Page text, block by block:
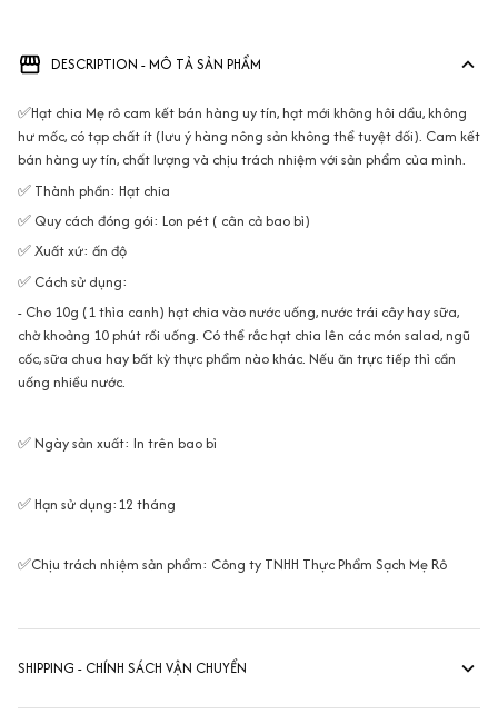
DESCRIPTION - MÔ TẢ SẢN PHẨM
✅Hạt chia Mẹ rô cam kết bán hàng uy tín, hạt mới không hôi dầu, không
hư mốc, có tạp chất ít (lưu ý hàng nông sản không thể tuyệt đối). Cam kết
bán hàng uy tín, chất lượng và chịu trách nhiệm với sản phẩm của mình.
✅ Thành phần: Hạt chia
✅ Quy cách đóng gói: Lon pét ( cân cả bao bì)
✅ Xuất xứ: ấn độ
✅ Cách sử dụng:
- Cho 10g (1 thìa canh) hạt chia vào nước uống, nước trái cây hay sữa,
chờ khoảng 10 phút rồi uống. Có thể rắc hạt chia lên các món salad, ngũ
cốc, sữa chua hay bất kỳ thực phẩm nào khác. Nếu ăn trực tiếp thì cần
uống nhiều nước.
✅ Ngày sản xuất: In trên bao bì
✅ Hạn sử dụng:12 tháng
✅Chịu trách nhiệm sản phẩm: Công ty TNHH Thực Phẩm Sạch Mẹ Rô
SHIPPING - CHÍNH SÁCH VẬN CHUYỂN